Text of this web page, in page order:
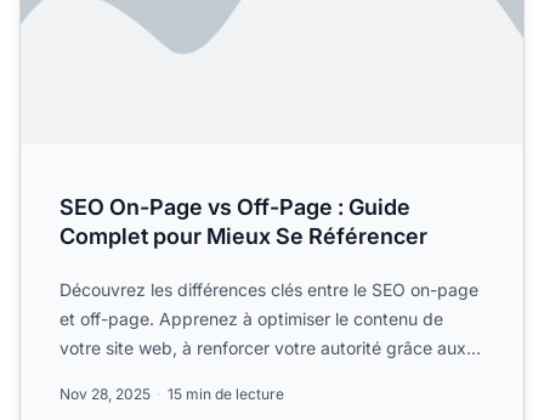
SEO On-Page vs Off-Page : Guide
Complet pour Mieux Se Référencer
Découvrez les différences clés entre le SEO on-page
et off-page. Apprenez à optimiser le contenu de
votre site web, à renforcer votre autorité grâce aux
Nov 28, 2025 15 min de lecture